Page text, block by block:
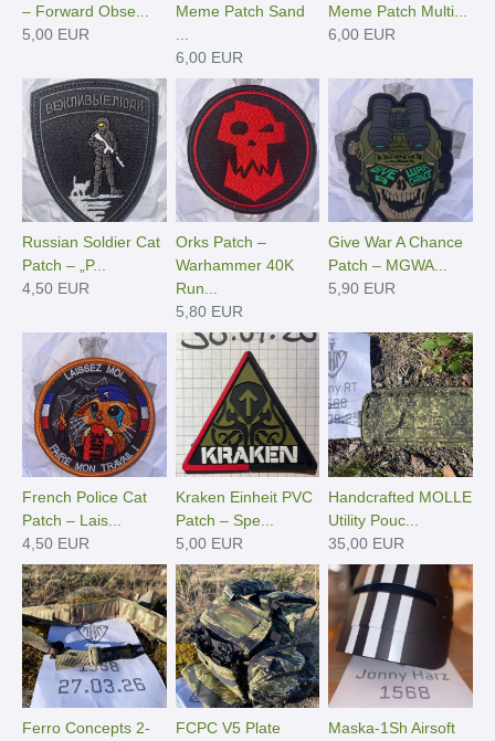
– Forward Obse...
5,00 EUR
Meme Patch Sand
6,00 EUR
Meme Patch Multi...
6,00 EUR
Russian Soldier Cat
Patch – „P...
4,50 EUR
Orks Patch –
Warhammer 40K
Run...
5,80 EUR
Give War A Chance
Patch – MGWA...
5,90 EUR
French Police Cat
Patch – Lais...
4,50 EUR
Kraken Einheit PVC
Patch – Spe...
5,00 EUR
Handcrafted MOLLE
Utility Pouc...
35,00 EUR
Ferro Concepts 2-
FCPC V5 Plate
Maska-1Sh Airsoft